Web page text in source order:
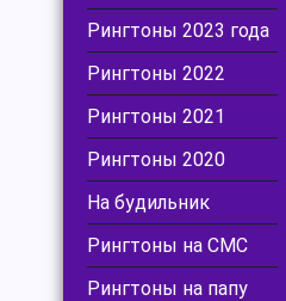
Рингтоны 2023 года
Рингтоны 2022
Рингтоны 2021
Рингтоны 2020
На будильник
Рингтоны на СМС
Рингтоны на папу